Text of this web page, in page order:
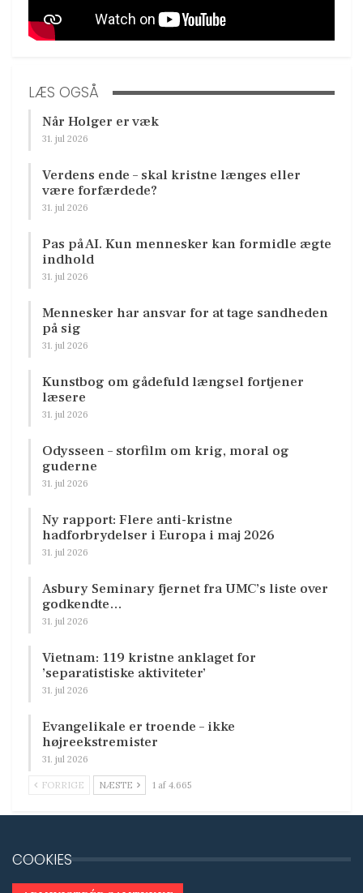
LÆS OGSÅ
Når Holger er væk
31. jul 2026
Verdens ende – skal kristne længes eller
være forfærdede?
31. jul 2026
Pas på AI. Kun mennesker kan formidle ægte
indhold
31. jul 2026
Mennesker har ansvar for at tage sandheden
på sig
31. jul 2026
Kunstbog om gådefuld længsel fortjener
læsere
31. jul 2026
Odysseen – storfilm om krig, moral og
guderne
31. jul 2026
Ny rapport: Flere anti-kristne
hadforbrydelser i Europa i maj 2026
31. jul 2026
Asbury Seminary fjernet fra UMC’s liste over
godkendte…
31. jul 2026
Vietnam: 119 kristne anklaget for
’separatistiske aktiviteter’
31. jul 2026
Evangelikale er troende – ikke
højreekstremister
31. jul 2026
FORRIGE NÆSTE 1 af 4.665
COOKIES